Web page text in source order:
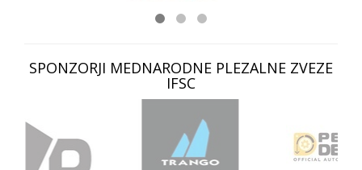
SPONZORJI MEDNARODNE PLEZALNE ZVEZE
IFSC